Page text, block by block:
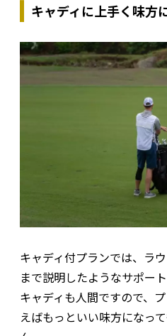
キャディに上手く味方
キャディ付プランでは、ラ
まで説明したようなサポー
キャディも人間ですので、
えばもっといい味方になっ